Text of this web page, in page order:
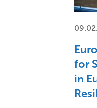
for
in